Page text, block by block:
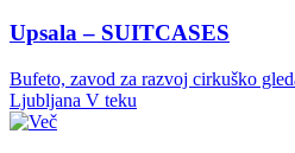
Upsala – SUITCASES
Bufeto, zavod za razvoj cirkuško
Ljubljana V teku